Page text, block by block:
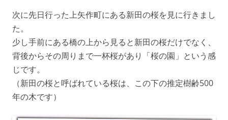
次に先日行った上矢作町にある新田の桜を見に行きまし
た。
少し手前にある橋の上から見ると新田の桜だけでなく、
背後からその周りまで一杯桜があり「桜の園」という感
じです。
（新田の桜と呼ばれている桜は、この下の推定樹齢500
年の木です）